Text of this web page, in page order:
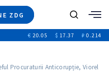
ZDG
Ştiri
Video
€ 20.05 $ 17.37 ₽ 0.214
Procuraturii Anticorupție, Viorel